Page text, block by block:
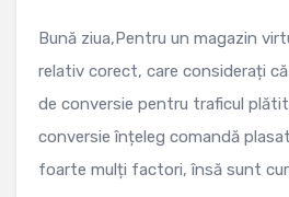
Bună ziua,Pentru un magazin
relativ corect, care considerați
de conversie pentru traficul
conversie înțeleg comandă
foarte mulți factori, însă sunt